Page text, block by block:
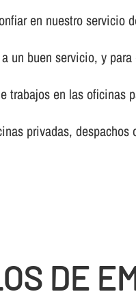
en nuestro servicio
un buen servicio, y
trabajos en las
privadas, despachos
DE